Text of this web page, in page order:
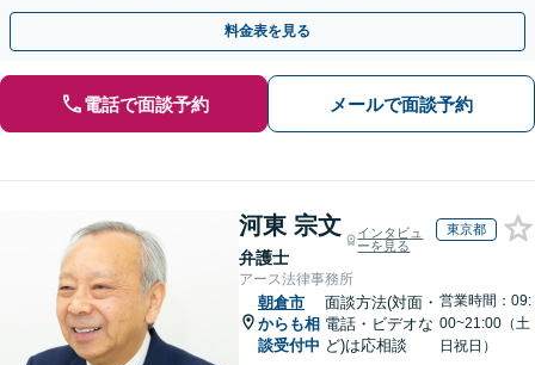
可】【ビデオ面談可】
料金表を見る
電話で面談予約 メールで面談予約
河東 宗文
弁護士
インタビュ
ーを見る
東京都
アース法律事務所
朝倉市
からも相
談受付中
面談方法(対面・
電話・ビデオな
ど)は応相談
営業時間：09:
00~21:00（土
日祝日）